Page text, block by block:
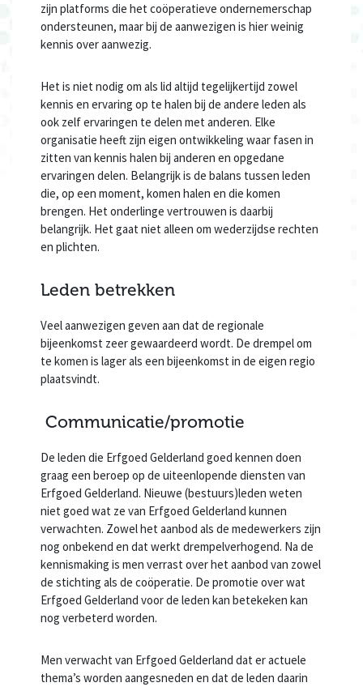
zijn platforms die het coöperatieve ondernemerschap
ondersteunen, maar bij de aanwezigen is hier weinig
kennis over aanwezig.
Het is niet nodig om als lid altijd tegelijkertijd zowel
kennis en ervaring op te halen bij de andere leden als
ook zelf ervaringen te delen met anderen. Elke
organisatie heeft zijn eigen ontwikkeling waar fasen in
zitten van kennis halen bij anderen en opgedane
ervaringen delen. Belangrijk is de balans tussen leden
die, op een moment, komen halen en die komen
brengen. Het onderlinge vertrouwen is daarbij
belangrijk. Het gaat niet alleen om wederzijdse rechten
en plichten.
Leden betrekken
Veel aanwezigen geven aan dat de regionale
bijeenkomst zeer gewaardeerd wordt. De drempel om
te komen is lager als een bijeenkomst in de eigen regio
plaatsvindt.
Communicatie/promotie
De leden die Erfgoed Gelderland goed kennen doen
graag een beroep op de uiteenlopende diensten van
Erfgoed Gelderland. Nieuwe (bestuurs)leden weten
niet goed wat ze van Erfgoed Gelderland kunnen
verwachten. Zowel het aanbod als de medewerkers zijn
nog onbekend en dat werkt drempelverhogend. Na de
kennismaking is men verrast over het aanbod van zowel
de stichting als de coöperatie. De promotie over wat
Erfgoed Gelderland voor de leden kan betekeken kan
nog verbeterd worden.
Men verwacht van Erfgoed Gelderland dat er actuele
thema’s worden aangesneden en dat de leden daarin